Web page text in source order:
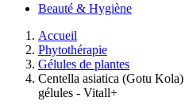
Beauté & Hygiène
Accueil
Phytothérapie
Gélules de plantes
Centella asiatica (Gotu
gélules - Vitall+